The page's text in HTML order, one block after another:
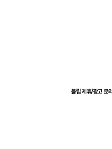
블립 제휴/광고 문의